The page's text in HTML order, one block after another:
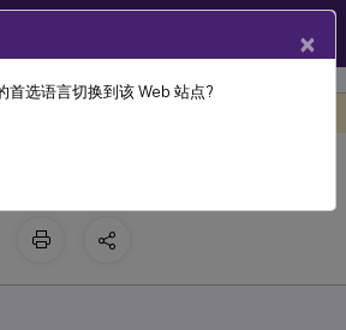
Desktops 7 2311
×
首选语言切换到该 Web 站点?